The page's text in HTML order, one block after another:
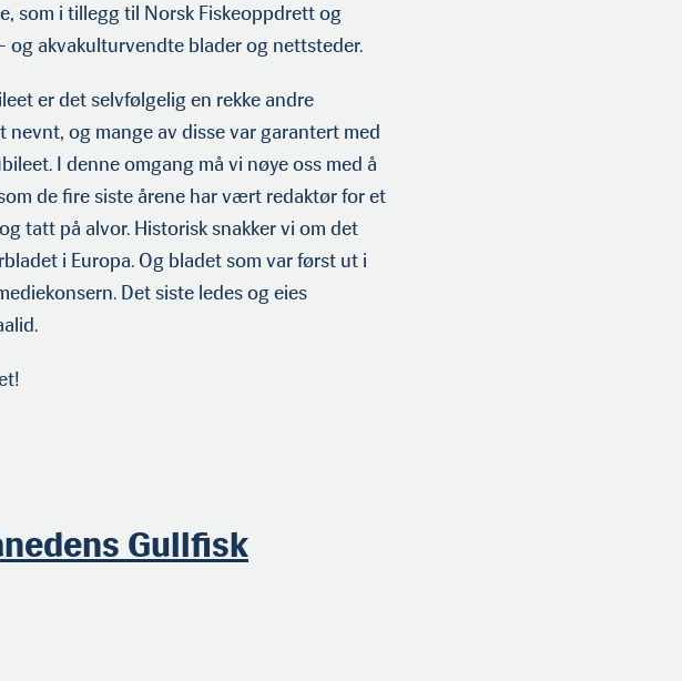
som i tillegg til Norsk Fiskeoppdrett og
og akvakulturvendte blader og nettsteder.
er det selvfølgelig en rekke andre
og mange av disse var garantert med
I denne omgang må vi nøye oss med å
de fire siste årene har vært redaktør for et
tatt på alvor. Historisk snakker vi om det
i Europa. Og bladet som var først ut i
Det siste ledes og eies
Gullfisk